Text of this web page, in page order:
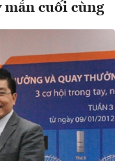
mắn cuối cùng